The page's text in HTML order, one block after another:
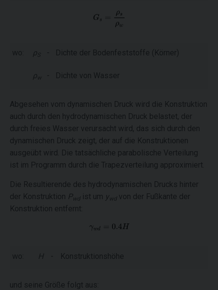
wo: ρ - Dichte der Bodenfeststoffe (Körner)
ρw - Dichte von Wasser
Abgesehen vom dynamischen Druck wird die Konstruktion
auch durch den hydrodynamischen Druck belastet, der
durch freies Wasser verursacht wird, das sich durch den
dynamischen Druck zeigt, der auf die Konstruktionen
ausgeübt wird. Die tatsächliche parabolische Verteilung
ist im Programm durch die Trapezverteilung approximiert.
Die Resultierende des hydrodynamischen Drucks hinter
der Konstruktion Pwdist um ywdvon der Fußkante der
Konstruktion entfernt:
wo: H - Konstruktionshöhe
und seine Größe folgt aus: